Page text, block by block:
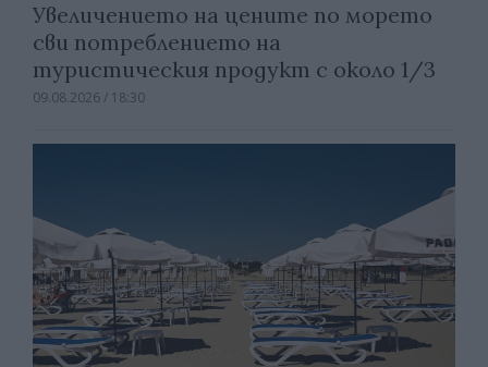
Увеличението на цените по морето
сви потреблението на
туристическия продукт с около 1/3
09.08.2026 / 18:30